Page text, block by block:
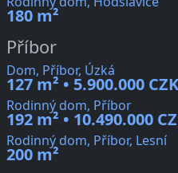
180 m²
Příbor
Dom, Příbor, Úzká
127 m² • 5.900.000 CZK
Rodinný dom, Příbor
192 m² • 10.490.000
Rodinný dom, Příbor, Lesní
200 m²